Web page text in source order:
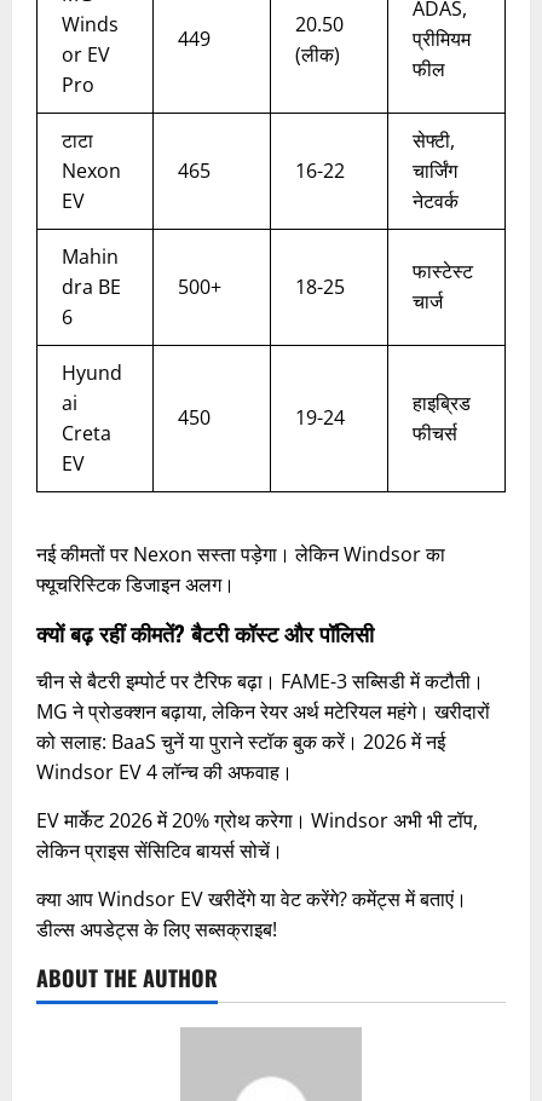
Winds
or EV
Pro
449
20.50
(लीक)
ADAS,
प्रीमियम
फील ​
टाटा
Nexon
EV
465 16-22
सेफ्टी,
चार्जिंग
नेटवर्क
Mahin
dra BE
6
500+ 18-25
फास्टेस्ट
चार्ज
Hyund
ai
Creta
EV
450 19-24
हाइब्रिड
फीचर्स ​
नई कीमतों पर Nexon सस्ता पड़ेगा। लेकिन Windsor का
फ्यूचरिस्टिक डिजाइन अलग।​
क्यों बढ़ रहीं कीमतें? बैटरी कॉस्ट और पॉलिसी
चीन से बैटरी इम्पोर्ट पर टैरिफ बढ़ा। FAME-3 सब्सिडी में कटौती।
MG ने प्रोडक्शन बढ़ाया, लेकिन रेयर अर्थ मटेरियल महंगे। खरीदारों
को सलाह: BaaS चुनें या पुराने स्टॉक बुक करें। 2026 में नई
Windsor EV 4 लॉन्च की अफवाह।
EV मार्केट 2026 में 20% ग्रोथ करेगा। Windsor अभी भी टॉप,
लेकिन प्राइस सेंसिटिव बायर्स सोचें।
क्या आप Windsor EV खरीदेंगे या वेट करेंगे? कमेंट्स में बताएं।
डील्स अपडेट्स के लिए सब्सक्राइब!
ABOUT THE AUTHOR